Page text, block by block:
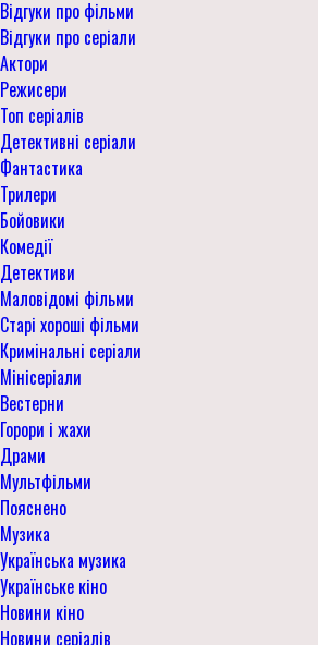
Відгуки про фільми
Відгуки про серіали
Актори
Режисери
Топ серіалів
Детективні серіали
Фантастика
Трилери
Бойовики
Комедії
Детективи
Маловідомі фільми
Старі хороші фільми
Кримінальні серіали
Мінісеріали
Вестерни
Горори і жахи
Драми
Мультфільми
Пояснено
Музика
Українська музика
Українське кіно
Новини кіно
Новини серіалів